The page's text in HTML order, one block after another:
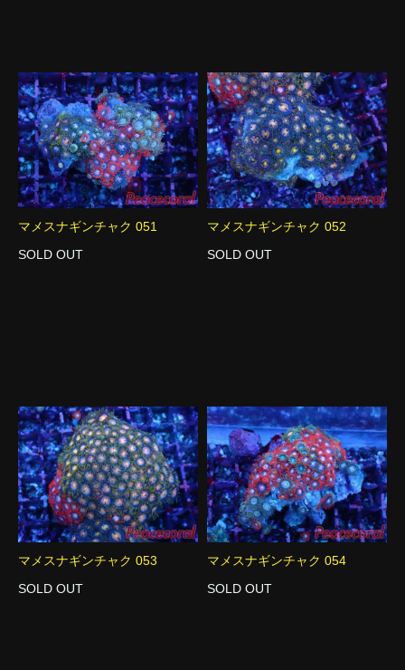
マメスナギンチャク 051
SOLD OUT
マメスナギンチャク 052
SOLD OUT
マメスナギンチャク 053
SOLD OUT
マメスナギンチャク 054
SOLD OUT